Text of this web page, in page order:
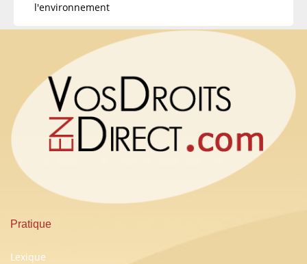
l'environnement
Pratique
Lexique